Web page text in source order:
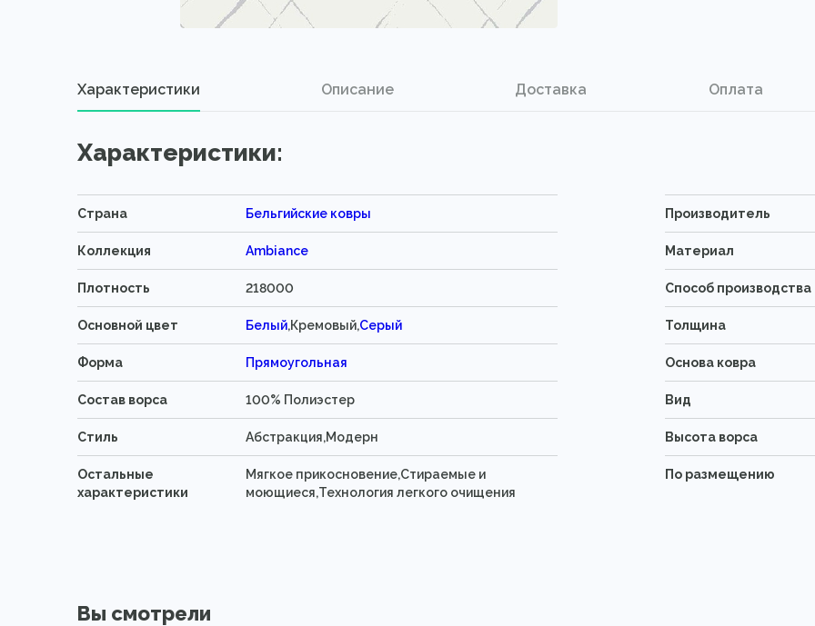
Характеристики Описание Доставка Оплата
Характеристики:
Страна Бельгийские ковры Производитель
Коллекция Ambiance Материал
Плотность 218000 Способ производства
Основной цвет Белый,Кремовый,Серый Толщина
Форма Прямоугольная Основа ковра
Состав ворса 100% Полиэстер Вид
Стиль Абстракция,Модерн Высота ворса
Остальные
характеристики
Мягкое прикосновение,Стираемые и
моющиеся,Технология легкого очищения
По размещению
Вы смотрели